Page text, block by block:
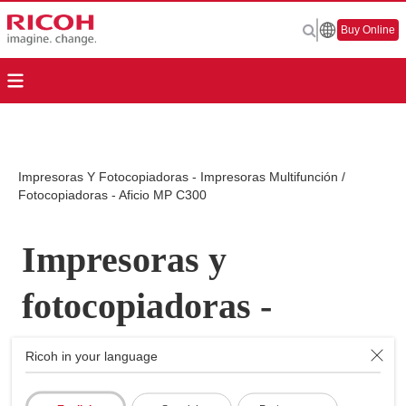
Ricoh in your language
Buy Online
Impresoras Y Fotocopiadoras - Impresoras Multifunción /
Fotocopiadoras - Aficio MP C300
Impresoras y
fotocopiadoras -
Impresoras